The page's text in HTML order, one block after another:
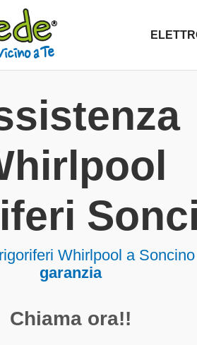
Whirlpool a Soncino
garanzia
Chiama ora!!